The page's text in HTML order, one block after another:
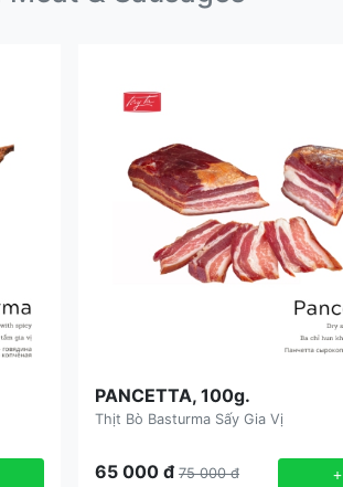
PANCETTA, 100g.
Thịt Bò Basturma Sấy Gia Vị
65 000 đ 75 000đ +